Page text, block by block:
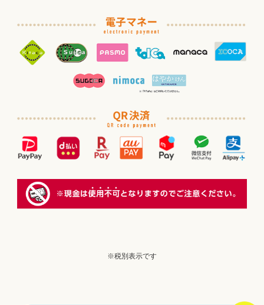
※税別表示です